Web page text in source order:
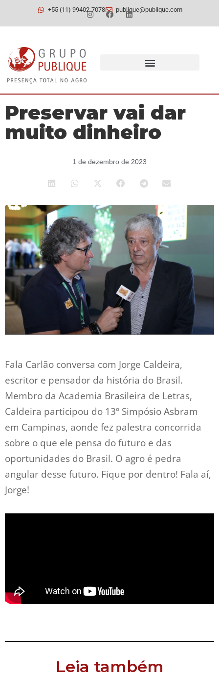
+55 (11) 99402-7078 publique@publique.com
Preservar vai dar
muito dinheiro
1 de dezembro de 2023
Fala Carlão conversa com Jorge Caldeira,
escritor e pensador da história do Brasil.
Membro da Academia Brasileira de Letras,
Caldeira participou do 13º Simpósio Asbram
em Campinas, aonde fez palestra concorrida
sobre o que ele pensa do futuro e das
oportunidades do Brasil. O agro é pedra
angular desse futuro. Fique por dentro! Fala aí,
Jorge!
Leia também